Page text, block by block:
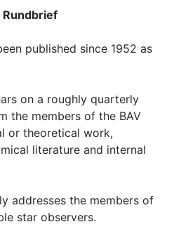
Rundbrief
published since 1952 as
on a roughly quarterly
the members of the BAV
or theoretical work,
literature and internal
addresses the members of
star observers.